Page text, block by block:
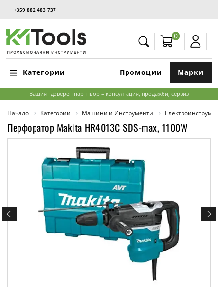
+359 882 483 737
0
Категории Марки
Промоции
Вашият доверен партньор – консултация, продажби, сервиз
Начало Категории Машини и Инструменти
Перфоратор Makita HR4013C SDS-max, 1100W